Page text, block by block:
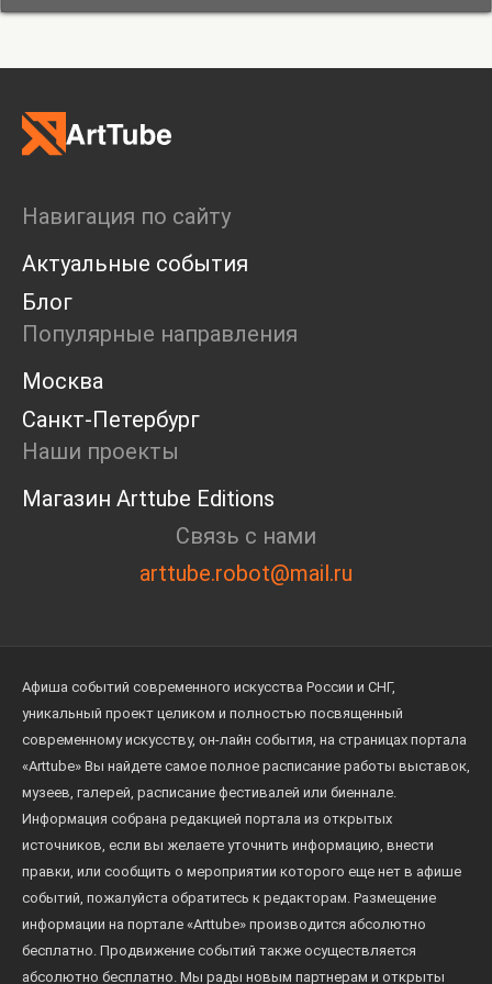
Навигация по сайту
Актуальные события
Блог
Популярные направления
Москва
Санкт-Петербург
Наши проекты
Магазин Arttube Editions
Связь с нами
arttube.robot@mail.ru
Афиша событий современного искусства России и СНГ,
уникальный проект целиком и полностью посвященный
современному искусству, он-лайн события, на страницах портала
«Arttube» Вы найдете самое полное расписание работы выставок,
музеев, галерей, расписание фестивалей или биеннале.
Информация собрана редакцией портала из открытых
источников, если вы желаете уточнить информацию, внести
правки, или сообщить о мероприятии которого еще нет в афише
событий, пожалуйста обратитесь к редакторам. Размещение
информации на портале «Arttube» производится абсолютно
бесплатно. Продвижение событий также осуществляется
абсолютно бесплатно. Мы рады новым партнерам и открыты